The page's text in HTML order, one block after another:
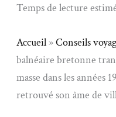
Temps de lecture
Accueil»Conseils
balnéaire bretonne
masse dans les années
retrouvé son âme de